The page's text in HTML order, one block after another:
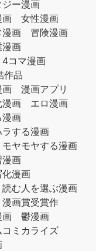
ー漫画
画
女性漫画
漫画
冒険漫画
漫画
4コマ漫画
作品
画
漫画アプリ
漫画
エロ漫画
漫画
する漫画
モヤモヤする漫画
漫画
化漫画
読む人を選ぶ漫画
漫画賞受賞作
画
鬱漫画
ミカライズ